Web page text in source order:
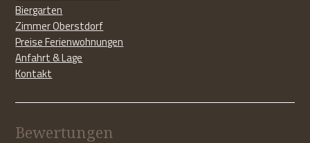
Biergarten
Zimmer Oberstdorf
Preise Ferienwohnungen
Anfahrt & Lage
Kontakt
Bewertungen